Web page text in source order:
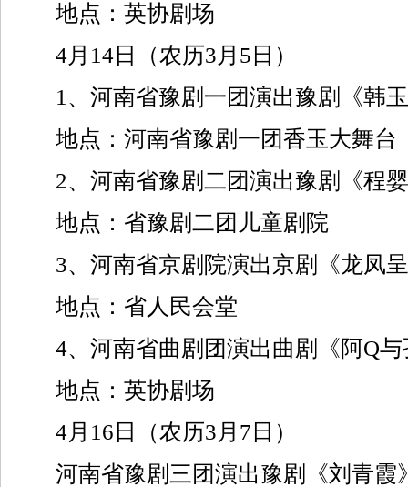
地点：英协剧场
4月14日（农历3月5日）
1、河南省豫剧一团演出豫剧《韩
地点：河南省豫剧一团香玉大舞台
2、河南省豫剧二团演出豫剧《程
地点：省豫剧二团儿童剧院
3、河南省京剧院演出京剧《龙凤
地点：省人民会堂
4、河南省曲剧团演出曲剧《阿Q与
地点：英协剧场
4月16日（农历3月7日）
河南省豫剧三团演出豫剧《刘青霞